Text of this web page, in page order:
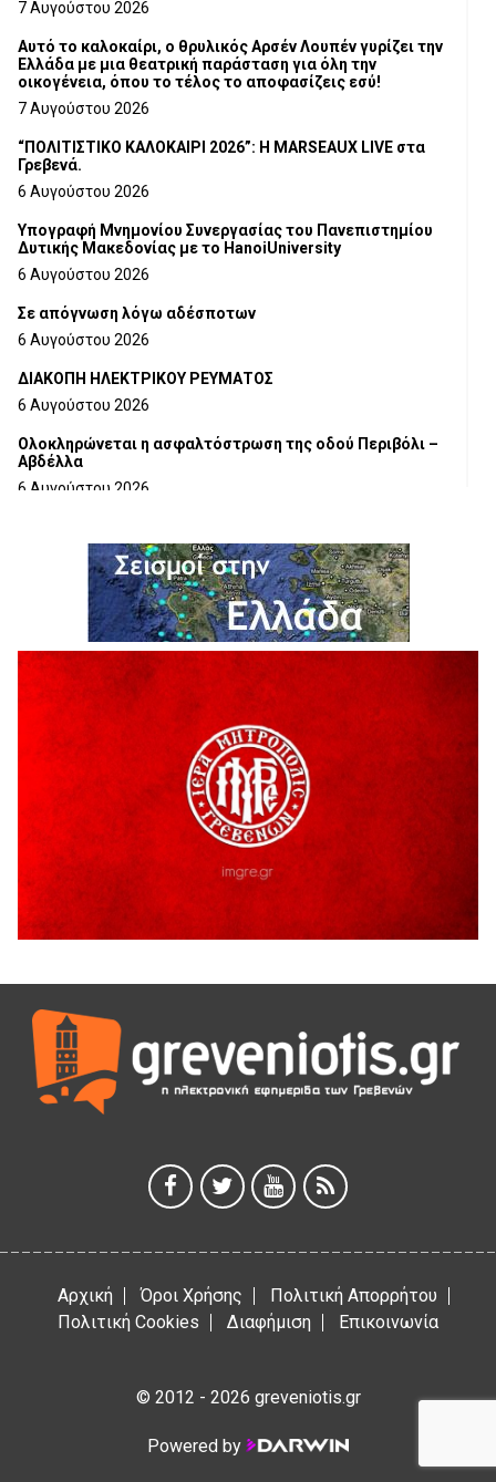
7 Αυγούστου 2026
Αυτό το καλοκαίρι, ο θρυλικός Αρσέν Λουπέν γυρίζει την
Ελλάδα με μια θεατρική παράσταση για όλη την
οικογένεια, όπου το τέλος το αποφασίζεις εσύ!
7 Αυγούστου 2026
“ΠΟΛΙΤΙΣΤΙΚΟ ΚΑΛΟΚΑΙΡΙ 2026”: Η MARSEAUX LIVE στα
Γρεβενά.
6 Αυγούστου 2026
Υπογραφή Μνημονίου Συνεργασίας του Πανεπιστημίου
Δυτικής Μακεδονίας με το HanoiUniversity
6 Αυγούστου 2026
Σε απόγνωση λόγω αδέσποτων
6 Αυγούστου 2026
ΔΙΑΚΟΠΗ ΗΛΕΚΤΡΙΚΟΥ ΡΕΥΜΑΤΟΣ
6 Αυγούστου 2026
Ολοκληρώνεται η ασφαλτόστρωση της οδού Περιβόλι –
Αβδέλλα
6 Αυγούστου 2026
5 Αυγούστου 2026
Ο ΑΝΔΡΕΑΣ ΑΣΛΑΝΙΔΗΣ ΣΥΝΕΧΙΖΕΙ ΣΤΟΝ ΠΡΩΤΕΑ
ΓΡΕΒΕΝΩΝ
5 Αυγούστου 2026
Ευχαριστήριο Εκπολιτιστικού Συλλόγου Ταξιάρχη προς κ.
Παρασχάκη Αθανάσιο
Διακοπή υδροδότησης του Α΄ κλάδου ύδρευσης
5 Αυγούστου 2026
Η Marseaux στα Γρεβενά για μια μοναδική συναυλία
Θερινό Σινεμά στο πλαίσιο του «Πολιτιστικού
Καλοκαιριού 2026» με την βραβευμένη ταινία «Μικρές
Ανάσες».
Γρεβενά: Συνελήφθη 18χρονος αλλοδαπός, για κλοπή
εξοπλισμού γυμναστηρίου
5 Αυγούστου 2026
ΑΗ ΛΑΟΣ | 5 Αυγούστου | Υπαίθριο Θέατρο “Καστράκι”,
Γρεβενά
5 Αυγούστου 2026
5 Αυγούστου 2026
Αρχική Όροι Χρήσης
Πολιτική Απορρήτου
Πολιτική Cookies
Διαφήμιση Επικοινωνία
© 2012 - 2026 greveniotis.gr
Powered by